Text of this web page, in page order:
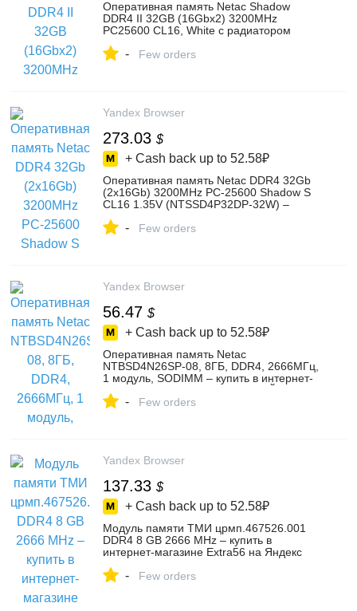
Оперативная память Netac Shadow
DDR4 II 32GB (16Gbx2) 3200MHz
PC25600 CL16, White с радиатором
интернет-магазине ОНЛАЙНТРЕЙД.РУ
- Few orders
Yandex Browser
273.03 $
+ Cash back up to 52.58₽
Оперативная память Netac DDR4 32Gb
(2x16Gb) 3200MHz PC-25600 Shadow S
CL16 1.35V (NTSSD4P32DP-32W) –
ОНЛАЙНТРЕЙД.РУ на Яндекс Маркете,
- Few orders
Yandex Browser
56.47 $
+ Cash back up to 52.58₽
Оперативная память Netac
NTBSD4N26SP-08, 8ГБ, DDR4, 2666МГц,
1 модуль, SODIMM – купить в интернет-
Яндекс Маркете, 103202887809
- Few orders
Yandex Browser
137.33 $
+ Cash back up to 52.58₽
Модуль памяти ТМИ црмп.467526.001
DDR4 8 GB 2666 MHz – купить в
интернет-магазине Extra56 на Яндекс
- Few orders